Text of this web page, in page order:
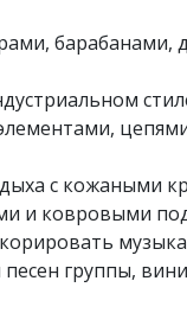
барабанами,
с кожаными
и ковровыми
песен группы,